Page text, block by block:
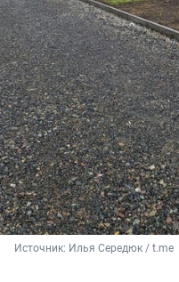
Источник: Илья Середюк / t.me